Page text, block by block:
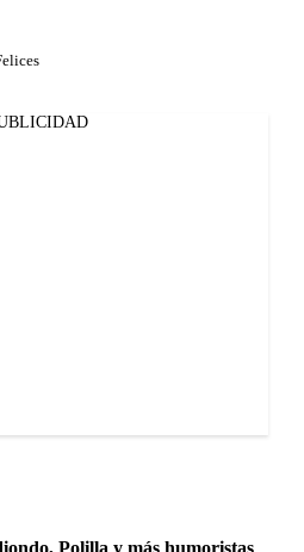
Polilla y más humoristas